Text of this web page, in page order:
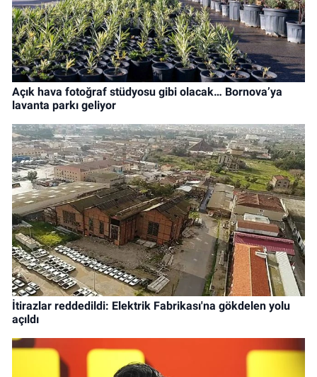
Açık hava fotoğraf stüdyosu gibi olacak… Bornova’ya
lavanta parkı geliyor
İtirazlar reddedildi: Elektrik Fabrikası'na gökdelen yolu
açıldı